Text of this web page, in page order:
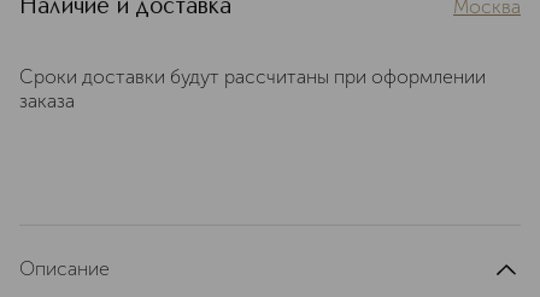
Наличие и доставка Москва
Сроки доставки будут рассчитаны при оформлении
заказа
Описание